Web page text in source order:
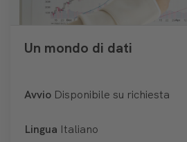
Un mondo di dati
Avvio Disponibile su richiesta
Lingua Italiano